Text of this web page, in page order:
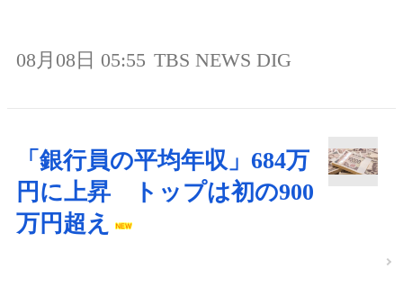
08月08日 05:55 TBS NEWS DIG
「銀行員の平均年収」684万
円に上昇 トップは初の900
万円超え